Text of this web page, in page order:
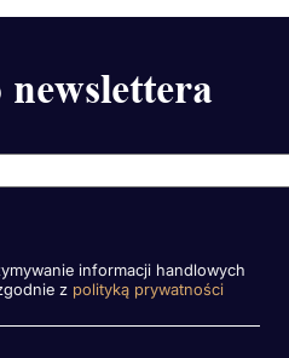
newslettera
informacji handlowych
z polityką prywatności